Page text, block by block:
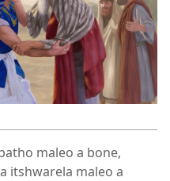
maleo a bone,
itshwarela maleo a